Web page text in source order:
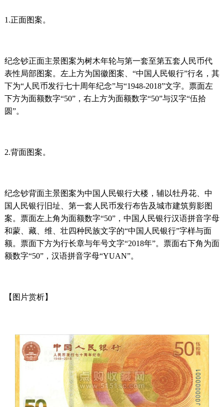
1.正面图案。
纪念钞正面主景图案为树木年轮与第一套至第五套人民币代
表性局部图案。左上方为国徽图案、“中国人民银行”行名，其
下为“人民币发行七十周年纪念”与“1948-2018”文字。票面左
下方为面额数字“50”，右上方为面额数字“50”与汉字“伍拾
圆”。
2.背面图案。
纪念钞背面主景图案为中国人民银行大楼，辅以牡丹花、中
国人民银行旧址、第一套人民币发行布告及城市建筑剪影图
案。票面左上角为面额数字“50”，中国人民银行汉语拼音字母
和蒙、藏、维、壮四种民族文字的“中国人民银行”字样与面
额。票面下方为行长章与年号文字“2018年”。票面右下角为面
额数字“50”，汉语拼音字母“YUAN”。
【图片赏析】